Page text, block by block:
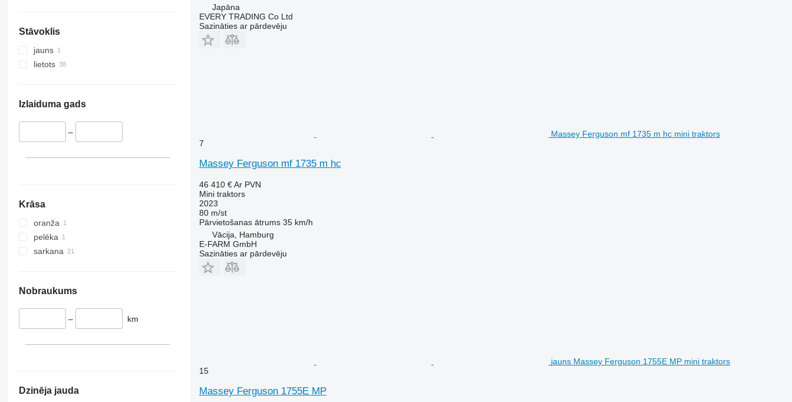
Stāvoklis
jauns
lietots
Izlaiduma gads
–
Krāsa
oranža
pelēka
sarkana
Nobraukums
– km
Dzinēja jauda
Japāna
EVERY TRADING Co Ltd
Sazināties ar pārdevēju
Massey Ferguson mf 1735 m hc mini traktors
7
Massey Ferguson mf 1735 m hc
46 410 € Ar PVN
Mini traktors
2023
80 m/st
Pārvietošanas ātrums 35 km/h
Vācija, Hamburg
E-FARM GmbH
Sazināties ar pārdevēju
jauns Massey Ferguson 1755E MP mini traktors
15
Massey Ferguson 1755E MP